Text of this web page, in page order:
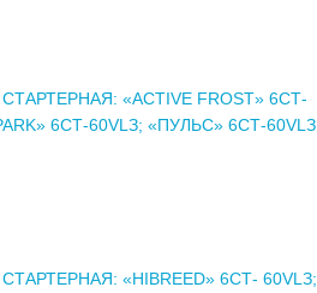
«ACTIVE FROST» 6СТ-
6СТ-60VLЗ; «ПУЛЬС» 6СТ-60VLЗ
«HIBREED» 6СТ- 60VLЗ;